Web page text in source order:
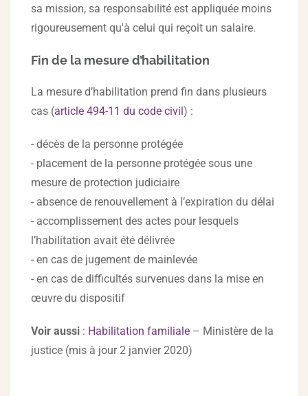
sa mission, sa responsabilité est appliquée moins
rigoureusement qu'à celui qui reçoit un salaire.
Fin de la mesure d’habilitation
La mesure d’habilitation prend fin dans plusieurs
cas (article 494-11 du code civil) :
- décès de la personne protégée
- placement de la personne protégée sous une
mesure de protection judiciaire
- absence de renouvellement à l’expiration du délai
- accomplissement des actes pour lesquels
l’habilitation avait été délivrée
- en cas de jugement de mainlevée
- en cas de difficultés survenues dans la mise en
œuvre du dispositif
Voir aussi : Habilitation familiale – Ministère de la
justice (mis à jour 2 janvier 2020)